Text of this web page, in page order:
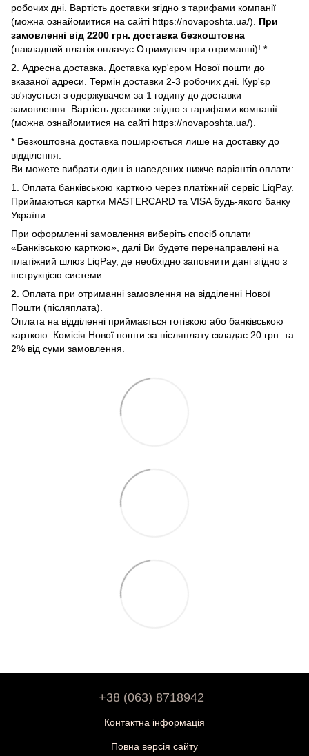
робочих дні. Вартість доставки згідно з тарифами компанії
(можна ознайомитися на сайті https://novaposhta.ua/). При
замовленні від 2200 грн. доставка безкоштовна
(накладний платіж оплачує Отримувач при отриманні)! *
2. Адресна доставка. Доставка кур'єром Нової пошти до
вказаної адреси. Термін доставки 2-3 робочих дні. Кур'єр
зв'язується з одержувачем за 1 годину до доставки
замовлення. Вартість доставки згідно з тарифами компанії
(можна ознайомитися на сайті https://novaposhta.ua/).
* Безкоштовна доставка поширюється лише на доставку до
відділення.
Ви можете вибрати один із наведених нижче варіантів оплати:
1. Оплата банківською карткою через платіжний сервіс LiqPay.
Приймаються картки MASTERCARD та VISA будь-якого банку
України.
При оформленні замовлення виберіть спосіб оплати
«Банківською карткою», далі Ви будете перенаправлені на
платіжний шлюз LiqPay, де необхідно заповнити дані згідно з
інструкцією системи.
2. Оплата при отриманні замовлення на відділенні Нової
Пошти (післяплата).
Оплата на відділенні приймається готівкою або банківською
карткою. Комісія Нової пошти за післяплату складає 20 грн. та
2% від суми замовлення.
+38 (063) 8718942
Контактна інформація
Повна версія сайту